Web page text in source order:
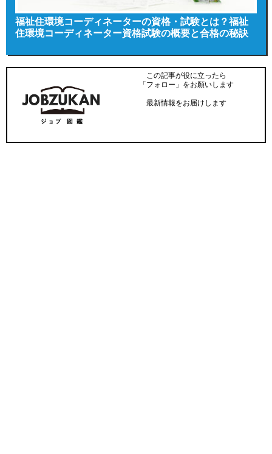
福祉住環境コーディネーターの資格・試験とは？福祉
住環境コーディネーター資格試験の概要と合格の秘訣
この記事が役に立ったら
「フォロー」をお願いします
最新情報をお届けします